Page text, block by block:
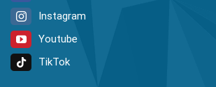
Instagram
Youtube
TikTok